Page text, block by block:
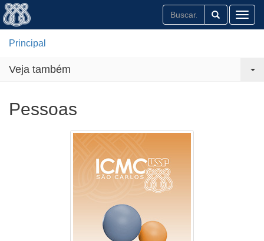
Principal
Veja também
Pessoas